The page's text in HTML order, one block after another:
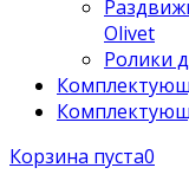
Olivet
Ролики
Корзина пуста0